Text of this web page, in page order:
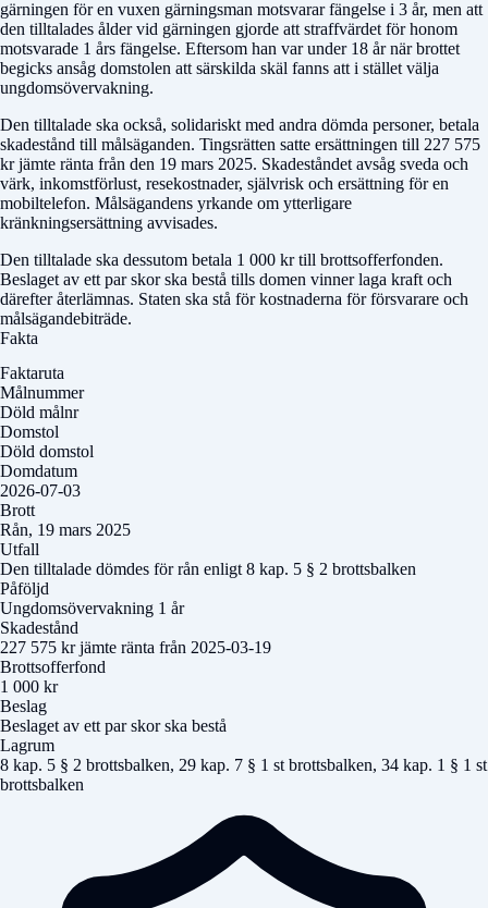
gärningen för en vuxen gärningsman motsvarar fängelse i 3 år, men att
den tilltalades ålder vid gärningen gjorde att straffvärdet för honom
motsvarade 1 års fängelse. Eftersom han var under 18 år när brottet
begicks ansåg domstolen att särskilda skäl fanns att i stället välja
ungdomsövervakning.
Den tilltalade ska också, solidariskt med andra dömda personer, betala
skadestånd till målsäganden. Tingsrätten satte ersättningen till 227 575
kr jämte ränta från den 19 mars 2025. Skadeståndet avsåg sveda och
värk, inkomstförlust, resekostnader, självrisk och ersättning för en
mobiltelefon. Målsägandens yrkande om ytterligare
kränkningsersättning avvisades.
Den tilltalade ska dessutom betala 1 000 kr till brottsofferfonden.
Beslaget av ett par skor ska bestå tills domen vinner laga kraft och
därefter återlämnas. Staten ska stå för kostnaderna för försvarare och
målsägandebiträde.
Fakta
Faktaruta
Målnummer
Döld målnr
Domstol
Döld domstol
Domdatum
2026-07-03
Brott
Rån, 19 mars 2025
Utfall
Den tilltalade dömdes för rån enligt 8 kap. 5 § 2 brottsbalken
Påföljd
Ungdomsövervakning 1 år
Skadestånd
227 575 kr jämte ränta från 2025-03-19
Brottsofferfond
1 000 kr
Beslag
Beslaget av ett par skor ska bestå
Lagrum
8 kap. 5 § 2 brottsbalken, 29 kap. 7 § 1 st brottsbalken, 34 kap. 1 § 1 st
brottsbalken